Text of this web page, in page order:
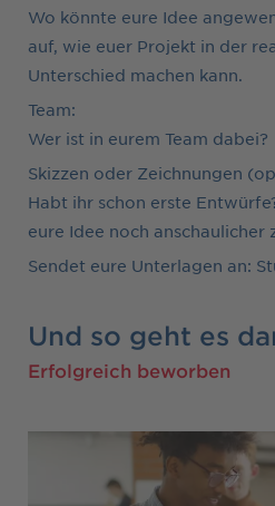
Wo könnte eure Idee
auf, wie euer Projekt in der
Unterschied machen kann.
Team:
Wer ist in eurem Team dabei?
Skizzen oder Zeichnungen
Habt ihr schon erste
eure Idee noch anschaulicher
Sendet eure Unterlagen an:
Und so geht es
Erfolgreich beworben